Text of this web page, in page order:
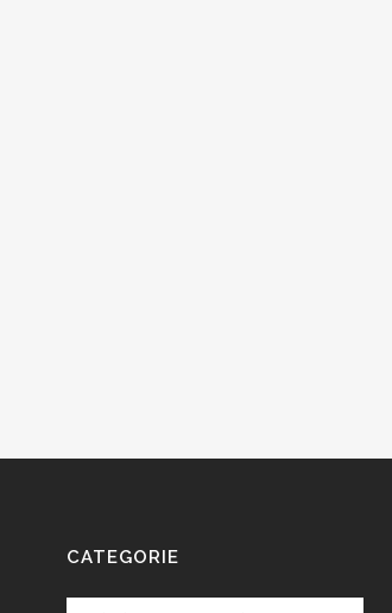
CATEGORIE